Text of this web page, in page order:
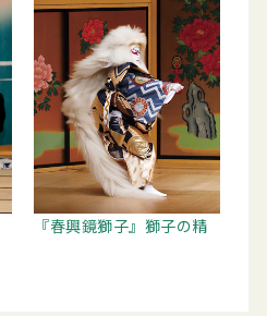
『春興鏡獅子』獅子の精